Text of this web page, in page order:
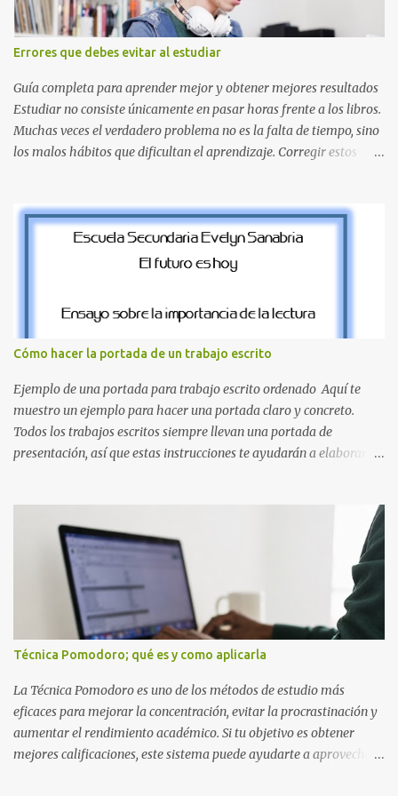
la Q en amarillo brillante, junto con la N y la P en un verde
inspirado en los niveles de los juegos. Formas icónicas : No te
pierdas la letra O , diseñada con ese estilo geométrico tan carac...
Errores que debes evitar al estudiar
Guía completa para aprender mejor y obtener mejores resultados
Estudiar no consiste únicamente en pasar horas frente a los libros.
Muchas veces el verdadero problema no es la falta de tiempo, sino
los malos hábitos que dificultan el aprendizaje. Corregir estos
exámenes, tareas y proyectos escolares. En esta guía descubrirás
cuáles son los errores más comunes al estudiar, por qué afectan tu
rendimiento y qué puedes hacer para evitarlos. Si eres estudiante
¿Por qué es importante identificar los errores al estudiar? Muchas
personas creen que estudiar durante varias horas garantiza
buenos resultados. Sin embargo, la calidad del estudio es mucho
más importante que la cantidad de tiempo invertido. Cuando
detectas y corrige...
Cómo hacer la portada de un trabajo escrito
Ejemplo de una portada para trabajo escrito ordenado Aquí te
muestro un ejemplo para hacer una portada claro y concreto.
Todos los trabajos escritos siempre llevan una portada de
presentación, así que estas instrucciones te ayudarán a elaborar
compartir el enlace de este artículo para que así como a ti también
ellos se puedan guiar con esta explicación. Los datos esenciales
para una portada para presentar un trabajo escrito a mano o
impreso son los siguientes y en este orden: Nombre de la escuela o
del instituto (Es muy importante este dato) Título del trabajo
(Puede ser: Ensayo sobre la lectura, o Informe de computación)
Nombre completo del alumno que va a presentar dicho trabajo
escrito La clase, materia ó asignatura Grupo Nombre del maestro
o catedrático Ciudad y fecha...
Técnica Pomodoro; qué es y como aplicarla
La Técnica Pomodoro es uno de los métodos de estudio más
eficaces para mejorar la concentración, evitar la procrastinación y
aumentar el rendimiento académico. Si tu objetivo es obtener
mejores calificaciones, este sistema puede ayudarte a aprovechar